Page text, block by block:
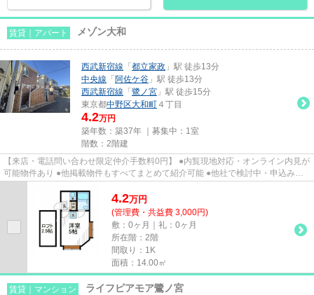
賃貸｜アパート メゾン大和
西武新宿線 「 都立家政 」駅 徒歩13分
中央線 「 阿佐ケ谷 」駅 徒歩13分
西武新宿線 「 鷺ノ宮 」駅 徒歩15分
東京都中野区大和町 ４丁目
4.2万円
築年数：築37年 ｜募集中： 1室
階数：2階建
【来店・電話問い合わせ限定仲介手数料0円】 ●内覧現地対応・オンライン内見が
可能物件あり ●他掲載物件もすべてまとめて紹介可能 ●他社で検討中・申込み済
4.2万円
(管理費・共益費 3,000円)
敷：0ヶ月｜礼：0ヶ月
所在階：2階
間取り：1K
面積：14.00㎡
賃貸｜マンション ライフピアモア鷺ノ宮